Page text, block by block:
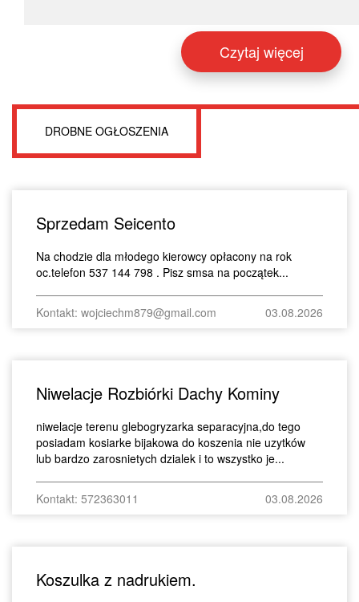
Czytaj więcej
DROBNE OGŁOSZENIA
Sprzedam Seicento
Na chodzie dla młodego kierowcy opłacony na rok
oc.telefon 537 144 798 . Pisz smsa na początek...
Kontakt: wojciechm879@gmail.com 03.08.2026
Niwelacje Rozbiórki Dachy Kominy
niwelacje terenu glebogryzarka separacyjna,do tego
posiadam kosiarke bijakowa do koszenia nie uzytków
lub bardzo zarosnietych dzialek i to wszystko je...
Kontakt: 572363011 03.08.2026
Koszulka z nadrukiem.